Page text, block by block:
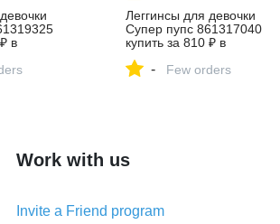
в
Леггинсы для девочки
Супер пупс 861317040
купить за 810 ₽ в
Wildberries
- Few orders
Work with us
Invite a Friend program